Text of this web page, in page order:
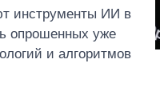
инструменты ИИ в
опрошенных уже
и алгоритмов